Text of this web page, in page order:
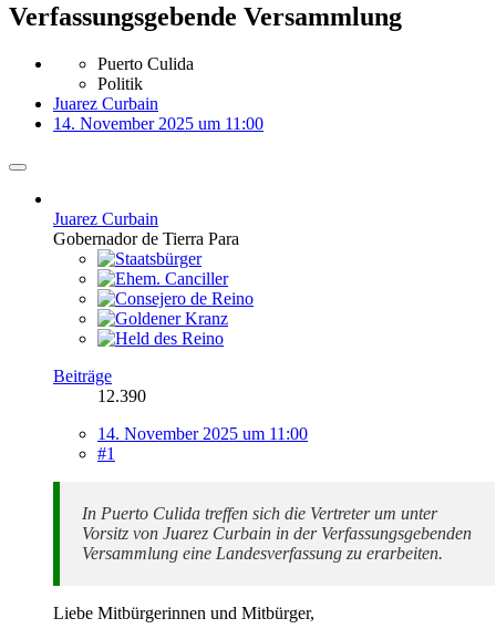
Verfassungsgebende Versammlung
Puerto Culida
Politik
Juarez Curbain
14. November 2025 um 11:00
Juarez Curbain
Gobernador de Tierra Para
Beiträge
12.390
14. November 2025 um 11:00
#1
In Puerto Culida treffen sich die Vertreter um unter
Vorsitz von Juarez Curbain in der Verfassungsgebenden
Versammlung eine Landesverfassung zu erarbeiten.
Liebe Mitbürgerinnen und Mitbürger,